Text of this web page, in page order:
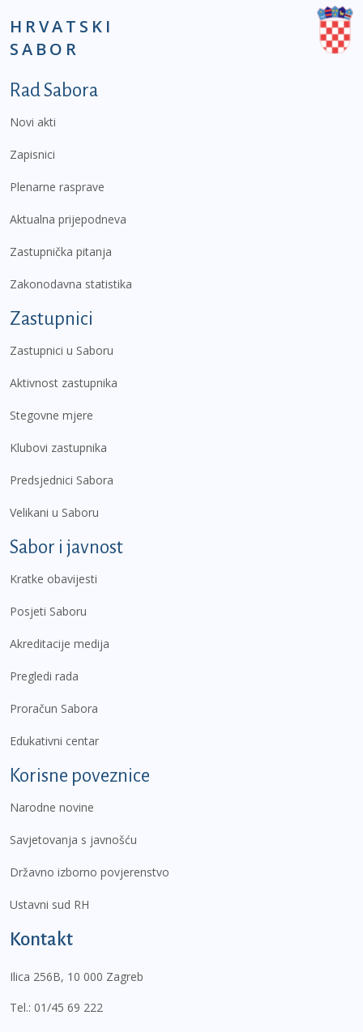
HRVATSKI
SABOR
Podnožje prvi izbornik
Rad Sabora
Novi akti
Zapisnici
Plenarne rasprave
Aktualna prijepodneva
Zastupnička pitanja
Zakonodavna statistika
Zastupnici
Zastupnici u Saboru
Aktivnost zastupnika
Stegovne mjere
Klubovi zastupnika
Predsjednici Sabora
Velikani u Saboru
Sabor i javnost
Kratke obavijesti
Posjeti Saboru
Akreditacije medija
Pregledi rada
Proračun Sabora
Edukativni centar
Korisne poveznice
Narodne novine
Savjetovanja s javnošću
Državno izborno povjerenstvo
Ustavni sud RH
Kontakt
Ilica 256B, 10 000 Zagreb
Tel.: 01/45 69 222